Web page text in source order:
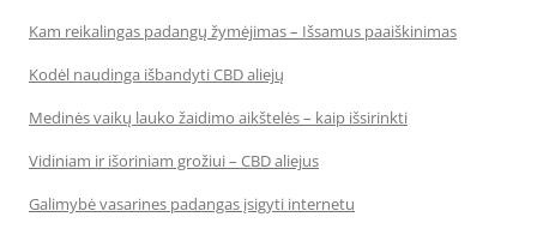
Kam reikalingas padangų žymėjimas – Išsamus paaiškinimas
Kodėl naudinga išbandyti CBD aliejų
Medinės vaikų lauko žaidimo aikštelės – kaip išsirinkti
Vidiniam ir išoriniam grožiui – CBD aliejus
Galimybė vasarines padangas įsigyti internetu